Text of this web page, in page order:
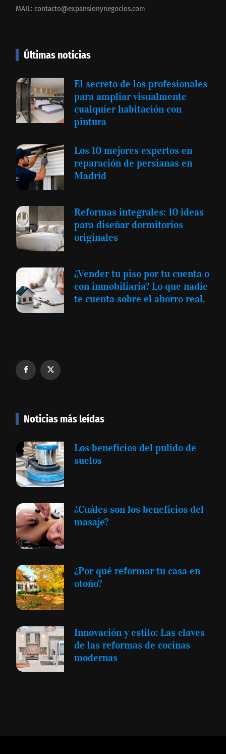
MAIL: contacto@expansionynegocios.com
Últimas noticias
El secreto de los profesionales
para ampliar visualmente
cualquier habitación con
pintura
Los 10 mejores expertos en
reparación de persianas en
Madrid
Reformas integrales: 10 ideas
para diseñar dormitorios
originales
¿Vender tu piso por tu cuenta o
con inmobiliaria? Lo que nadie
te cuenta sobre el ahorro real.
Noticias más leídas
Los beneficios del pulido de
suelos
¿Cuáles son los beneficios del
masaje?
¿Por qué reformar tu casa en
otoño?
Innovación y estilo: Las claves
de las reformas de cocinas
modernas